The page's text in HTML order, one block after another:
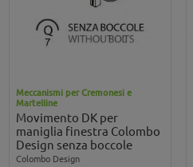
Meccanismi per Cremonesi e
Martelline
Movimento DK per
maniglia finestra Colombo
Design senza boccole
Colombo Design